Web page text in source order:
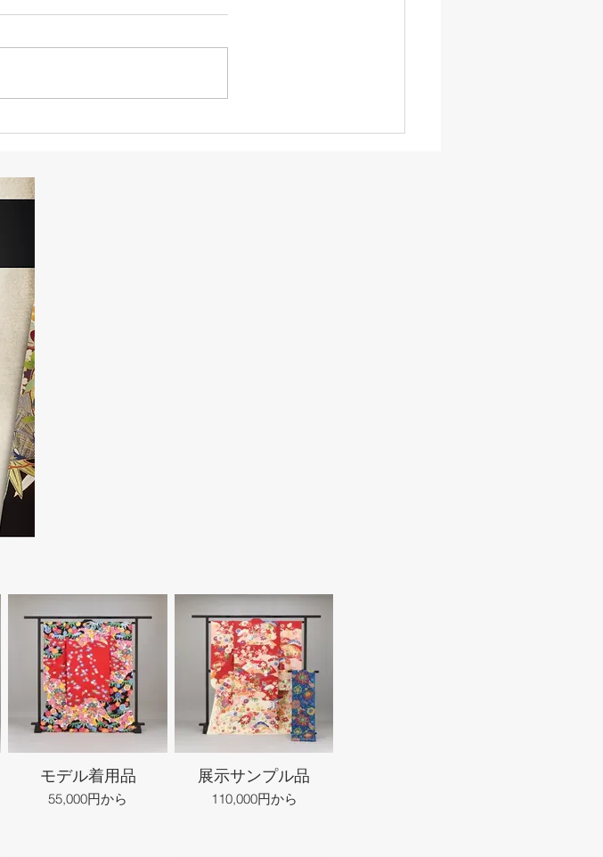
モデル着用品
55,000円から
展示サンプル品
110,000円から